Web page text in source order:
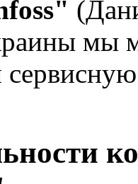
мы